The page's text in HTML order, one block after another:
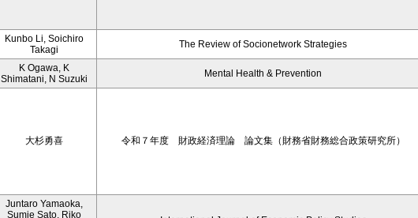
Kunbo Li, Soichiro
Takagi
The Review of Socionetwork Strategies
K Ogawa, K
Shimatani, N Suzuki
Mental Health & Prevention
大杉勇喜 令和７年度 財政経済理論 論文集（財務省財務総合政策研究所）
Juntaro Yamaoka,
Sumie Sato, Riko